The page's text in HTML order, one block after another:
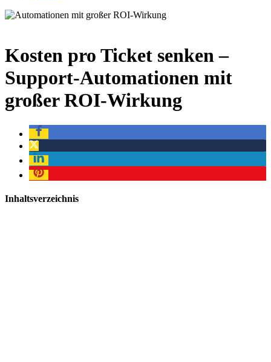
Kosten pro Ticket senken –
Support-Automationen mit
großer ROI-Wirkung
Inhaltsverzeichnis